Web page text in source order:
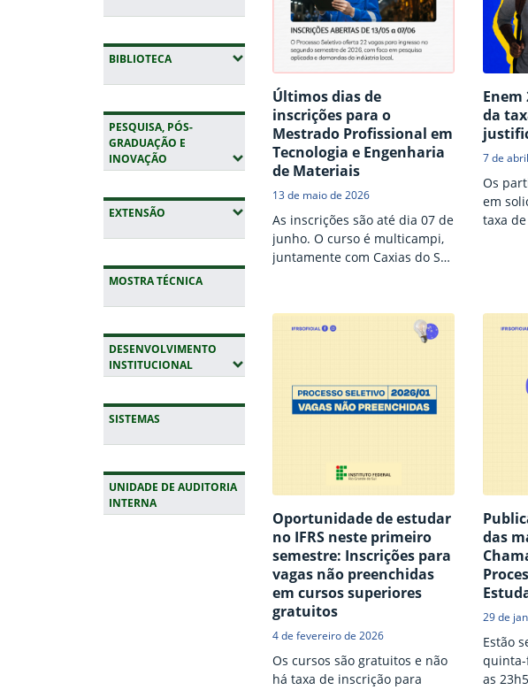
BIBLIOTECA(EXPANDIR SUBMENUS)
PESQUISA, PÓS-
GRADUAÇÃO E
INOVAÇÃO (EXPANDIR SUBMENUS)
EXTENSÃO (EXPANDIR SUBMENUS)
MOSTRA TÉCNICA
DESENVOLVIMENTO
INSTITUCIONAL(EXPANDIR SUBMENUS)
SISTEMAS
UNIDADE DE AUDITORIA
INTERNA
Últimos dias de
inscrições para o
Mestrado Profissional em
Tecnologia e Engenharia
de Materiais
13 de maio de 2026
As inscrições são até dia 07 de
junho. O curso é multicampi,
juntamente com Caxias do Sul
de 2026.
Enem
da
7 de
Os
em
taxa
Oportunidade de estudar
no IFRS neste primeiro
semestre: Inscrições para
vagas não preenchidas
em cursos superiores
gratuitos
4 de fevereiro de 2026
Os cursos são gratuitos e não
há taxa de inscrição para
das
29 de
Estão
quinta-
as